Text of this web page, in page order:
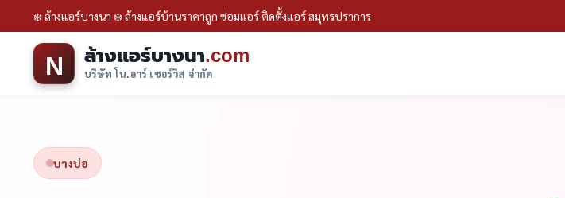
❄️ ล้างแอร์บางนา ❄️ ล้างแอร์บ้านราคาถูก ซ่อมแอร์ ติดตั้งแอร์ สมุทรปราการ
N ล้างแอร์บางนา.com
บริษัท โน.อาร์ เซอร์วิส จำกัด
บางบ่อ